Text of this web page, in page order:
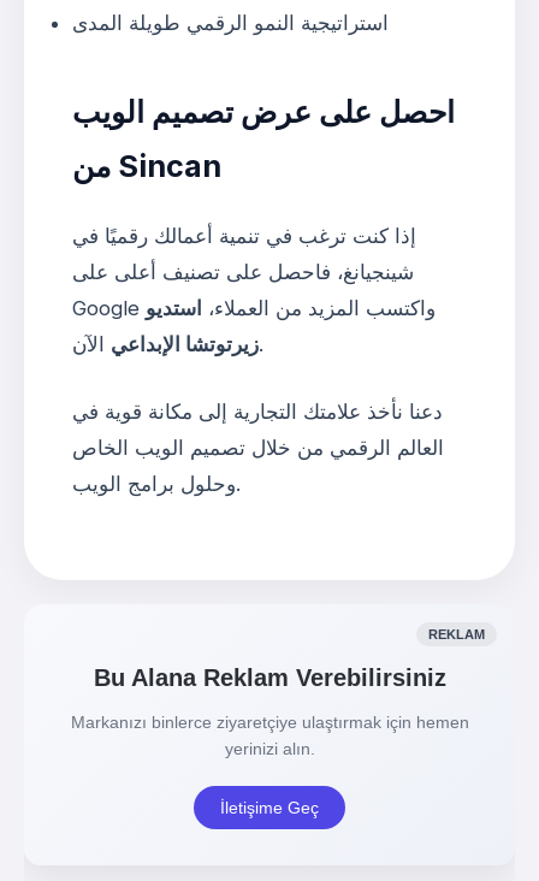
استراتيجية النمو الرقمي طويلة المدى
احصل على عرض تصميم الويب
من Sincan
إذا كنت ترغب في تنمية أعمالك رقميًا في
شينجيانغ، فاحصل على تصنيف أعلى على
Google واكتسب المزيد من العملاء، استديو
زيرتوتشا الإبداعيالآن.
دعنا نأخذ علامتك التجارية إلى مكانة قوية في
العالم الرقمي من خلال تصميم الويب الخاص
وحلول برامج الويب.